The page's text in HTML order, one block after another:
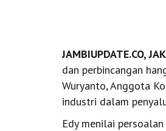
JAMBIUPDATE.CO,
dan perbincangan
Wuryanto, Anggota
industri dalam
Edy menilai